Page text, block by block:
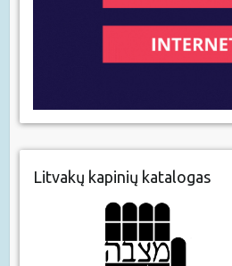
Litvakų kapinių katalogas